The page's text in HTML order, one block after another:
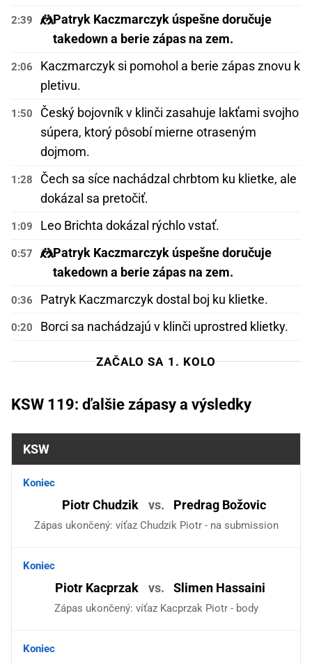
2:39 🤼Patryk Kaczmarczyk úspešne doručuje
takedown a berie zápas na zem.
2:06
Kaczmarczyk si pomohol a berie zápas znovu k
pletivu.
1:50
Český bojovník v klinči zasahuje lakťami svojho
súpera, ktorý pôsobí mierne otraseným
dojmom.
1:28
Čech sa síce nachádzal chrbtom ku klietke, ale
dokázal sa pretočiť.
1:09 Leo Brichta dokázal rýchlo vstať.
0:57 🤼Patryk Kaczmarczyk úspešne doručuje
takedown a berie zápas na zem.
0:36 Patryk Kaczmarczyk dostal boj ku klietke.
0:20 Borci sa nachádzajú v klinči uprostred klietky.
ZAČALO SA 1. KOLO
KSW 119: ďalšie zápasy a výsledky
KSW
Koniec
Piotr Chudzik vs. Predrag Božovic
Zápas ukončený: víťaz Chudzik Piotr - na submission
Koniec
Piotr Kacprzak vs. Slimen Hassaini
Zápas ukončený: víťaz Kacprzak Piotr - body
Koniec